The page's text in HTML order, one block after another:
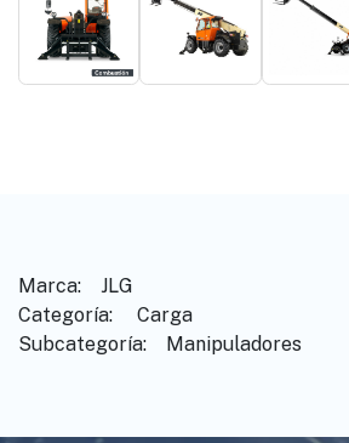
Marca: ​ ​ ​JLG
Categoría: ​ ​Carga
Subcategoría: ​ ​Manipuladores